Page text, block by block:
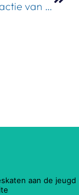
Grote Clubactie van start
aan de jeugd